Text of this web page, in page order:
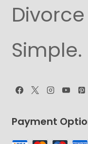
Simple.
Payment